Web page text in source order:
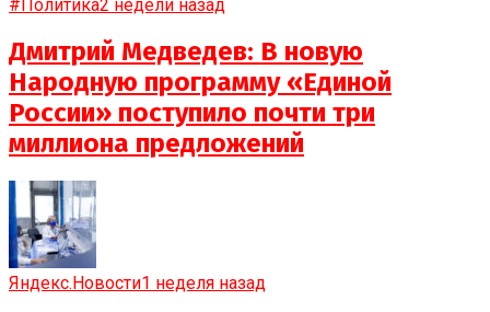
#Политика2 недели назад
Дмитрий Медведев: В новую
Народную программу «Единой
России» поступило почти три
миллиона предложений
Яндекс.Новости1 неделя назад